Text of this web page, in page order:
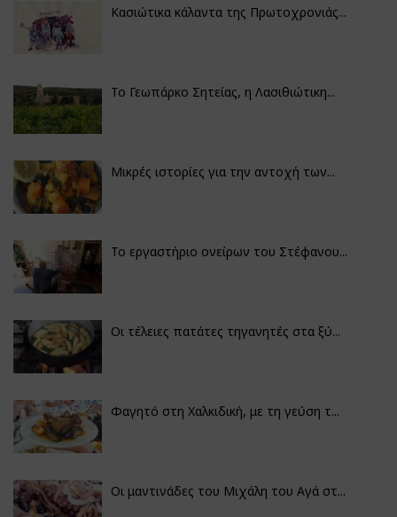
Κασιώτικα κάλαντα της Πρωτοχρονιάς...
Το Γεωπάρκο Σητείας, η Λασιθιώτικη...
Μικρές ιστορίες για την αντοχή των...
Το εργαστήριο ονείρων του Στέφανου...
Οι τέλειες πατάτες τηγανητές στα ξύ...
Φαγητό στη Χαλκιδική, με τη γεύση τ...
Οι μαντινάδες του Μιχάλη του Αγά στ...